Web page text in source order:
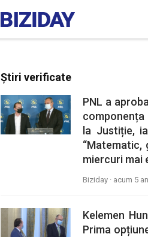
Știri verificate
PNL a
componența
la Justiție,
“Matematic,
miercuri mai
Biziday · acum 5
Kelemen
Prima